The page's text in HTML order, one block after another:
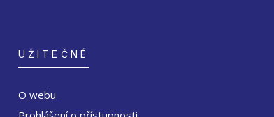
UŽITEČNÉ
O webu